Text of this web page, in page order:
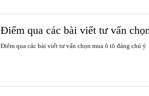
Điểm qua các bài viết tư vấn
Điểm qua các bài viết tư vấn chọn mua ô tô đáng chú ý